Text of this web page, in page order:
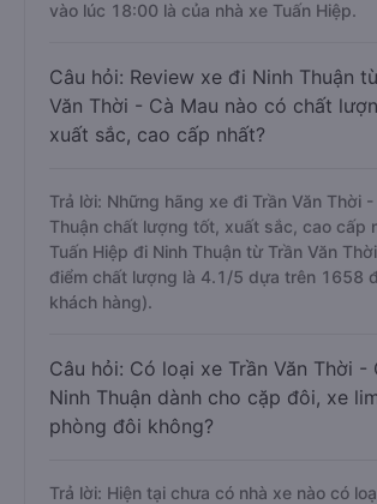
vào lúc 18:00 là của nhà xe Tuấn Hiệp.
Câu hỏi: Review xe đi Ninh Thuận
Văn Thời - Cà Mau nào có chất
xuất sắc, cao cấp nhất?
Trả lời: Những hãng xe đi Trần Văn Thời
Thuận chất lượng tốt, xuất sắc, cao cấp
Tuấn Hiệp đi Ninh Thuận từ Trần Văn
điểm chất lượng là 4.1/5 dựa trên 1658
khách hàng).
Câu hỏi: Có loại xe Trần Văn Thời -
Ninh Thuận dành cho cặp đôi, xe
phòng đôi không?
Trả lời: Hiện tại chưa có nhà xe nào có